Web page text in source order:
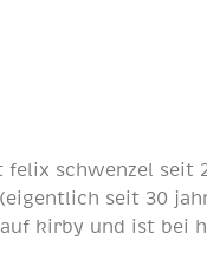
felix schwenzel seit
seit 30
kirby und ist bei